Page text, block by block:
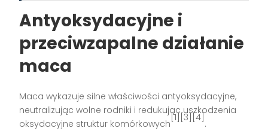
Antyoksydacyjne i
przeciwzapalne działanie
maca
Maca wykazuje silne właściwości antyoksydacyjne,
neutralizując wolne rodniki i redukując uszkodzenia
oksydacyjne struktur komórkowych
[1][3][4]
.